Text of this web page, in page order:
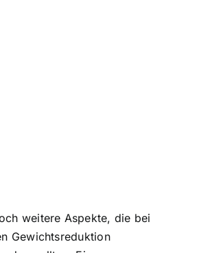
weitere Aspekte, die bei
Gewichtsreduktion